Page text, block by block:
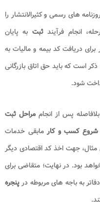
‌های رسمی و کثیرالانتشار را
انجام فرآیندثبت به پایان
دریافت کد بیمه و مالیات به
است که باید حق اتاق بازرگانی
شود.
پس از انجام مراحل ثبت
شروع کسب و کارمابقی خدمات
مثال، جهت اخذ کد اقتصادی دیگر
بود. در نهایت؛ متقاضی برای
به باجه ‌های مربوطه درپنجره